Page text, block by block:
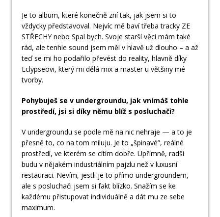
Je to album, které konečně zní tak, jak jsem si to
vždycky představoval. Nejvíc mě baví třeba tracky ZE
STŘECHY nebo Spal bych. Svoje starší věci mám také
rád, ale tenhle sound jsem měl v hlavě už dlouho – a až
teď se mi ho podařilo převést do reality, hlavně díky
Eclypseovi, který mi dělá mix a master u většiny mé
tvorby.
Pohybuješ se v undergroundu, jak vnímáš tohle
prostředí, jsi si díky němu blíž s posluchači?
V undergroundu se podle mě na nic nehraje — a to je
přesně to, co na tom miluju. Je to „špinavé”, reálné
prostředí, ve kterém se cítím dobře. Upřímně, radši
budu v nějakém industriálním pajzlu než v luxusní
restauraci. Nevím, jestli je to přímo undergroundem,
ale s posluchači jsem si fakt blízko. Snažím se ke
každému přistupovat individuálně a dát mu ze sebe
maximum.